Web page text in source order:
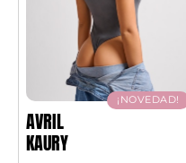
¡NOVEDAD!
AVRIL
KAURY